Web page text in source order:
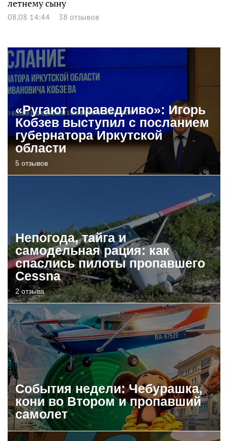
летнему сыну
08.08 14:44 38 отзывов
«Ругают справедливо»: Игорь
Кобзев выступил с посланием
губернатора Иркутской
области
5 отзывов
Непогода, тайга и
самодельная рация: как
спаслись пилоты пропавшего
Cessna
2 отзыва
События недели: Чебурашка,
кони во Втором и пропавший
самолет